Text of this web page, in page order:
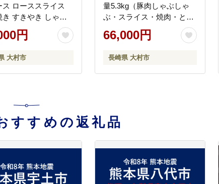
ス ローススライス
き すきやき しゃぶ
小分け / 大村市 / お
夢ファームシュシュ
円
大村市
量5.3kg（豚肉しゃぶしゃ
ぶ・スライス・焼肉・とん
かつ計4kg ハムセット
1.3kg）/ 豚肉 ロースハム
んなー フランク 豚ロース
ロース ろーす 豚モモ モモ
ファームシュシュ
[ACAA072]
66,000円
長崎県 大村市
すすめの返礼品